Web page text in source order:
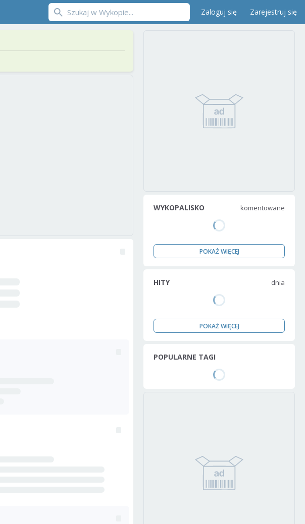
Zaloguj się Zarejestruj się
WYKOPALISKO komentowane
POKAŻ WIĘCEJ
HITY dnia
POKAŻ WIĘCEJ
POPULARNE TAGI